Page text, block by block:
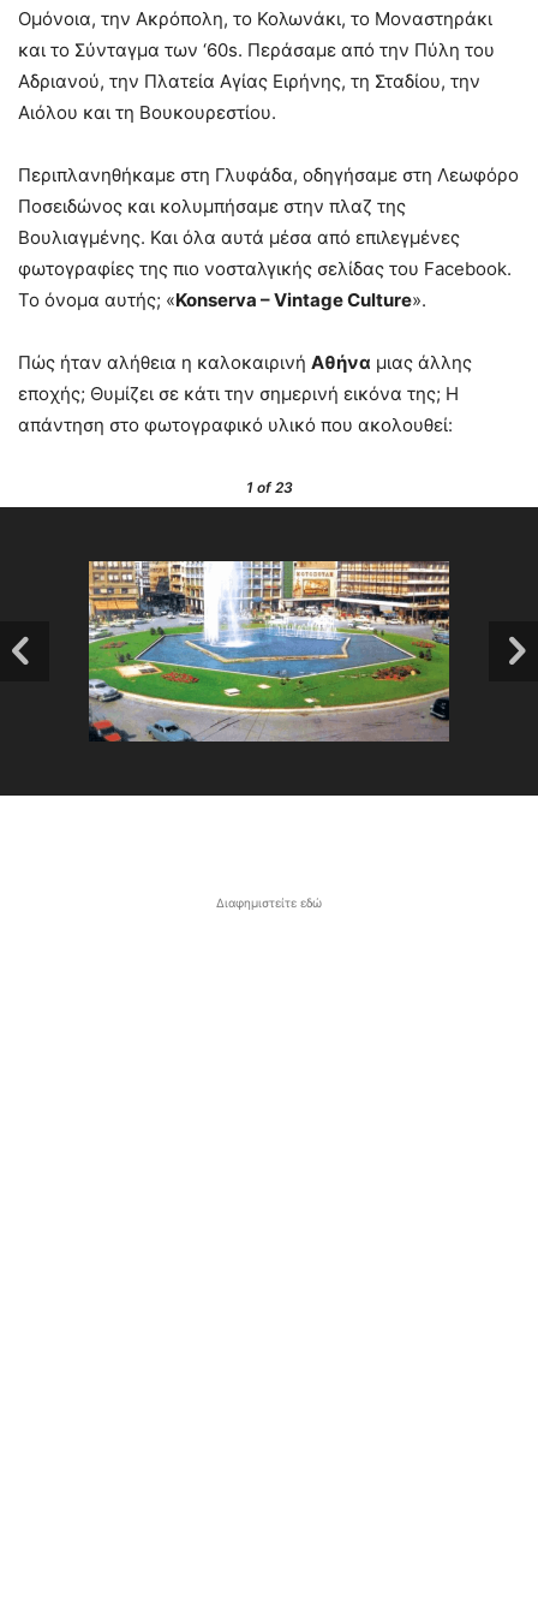
Ομόνοια, την Ακρόπολη, το Κολωνάκι, το Μοναστηράκι
και το Σύνταγμα των ‘60s. Περάσαμε από την Πύλη του
Αδριανού, την Πλατεία Αγίας Ειρήνης, τη Σταδίου, την
Αιόλου και τη Βουκουρεστίου.
Περιπλανηθήκαμε στη Γλυφάδα, οδηγήσαμε στη Λεωφόρο
Ποσειδώνος και κολυμπήσαμε στην πλαζ της
Βουλιαγμένης. Και όλα αυτά μέσα από επιλεγμένες
φωτογραφίες της πιο νοσταλγικής σελίδας του Facebook.
Το όνομα αυτής; «Konserva – Vintage Culture».
Πώς ήταν αλήθεια η καλοκαιρινή Αθήνα μιας άλλης
εποχής; Θυμίζει σε κάτι την σημερινή εικόνα της; Η
απάντηση στο φωτογραφικό υλικό που ακολουθεί:
1of 23
Διαφημιστείτε εδώ